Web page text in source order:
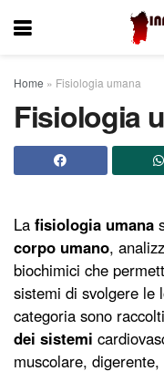
Home » Fisiologia umana
Fisiologia
La fisiologia umana
corpo umano,
biochimici che
sistemi di svolgere le
categoria sono
dei sistemi
muscolare,